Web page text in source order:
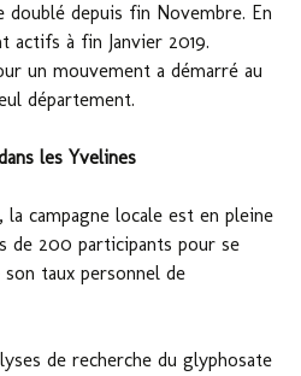
doublé depuis fin Novembre. En
actifs à fin Janvier 2019.
un mouvement a démarré au
département.
les Yvelines
la campagne locale est en pleine
de 200 participants pour se
taux personnel de
de recherche du glyphosate